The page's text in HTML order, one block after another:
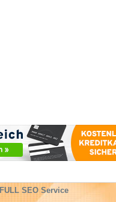
FULL SEO Service